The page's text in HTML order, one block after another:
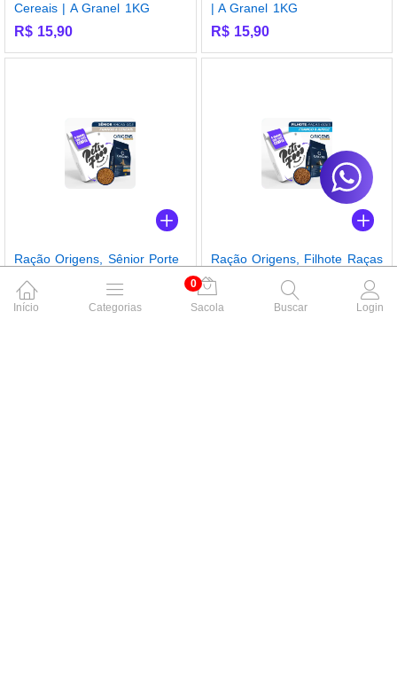
Cereais | A Granel 1KG
R$ 15,90
| A Granel 1KG
R$15,90
Ração Origens, Sênior Porte
A Granel 1KG
R$15,90
Ração Origens, Filhote Raças
Grandes – Frango & Cereais
| A Granel 1KG
R$
Início Categorias
0
Sacola
Buscar Login